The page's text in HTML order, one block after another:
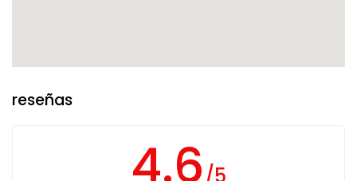
reseñas
4.6